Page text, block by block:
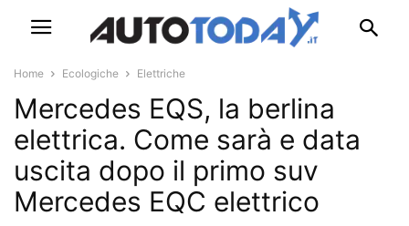
Home Ecologiche Elettriche
Mercedes EQS, la berlina
elettrica. Come sarà e data
uscita dopo il primo suv
Mercedes EQC elettrico